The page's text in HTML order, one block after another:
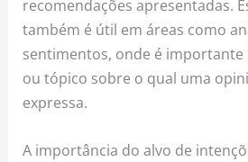
recomendações apresentadas.
também é útil em áreas como
sentimentos, onde é
ou tópico sobre o qual uma
expressa.
A importância do alvo de